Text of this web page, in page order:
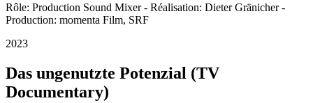
Rôle: Production Sound Mixer - Réalisation: Dieter Gränicher -
Production: momenta Film, SRF
2023
Das ungenutzte Potenzial (TV
Documentary)